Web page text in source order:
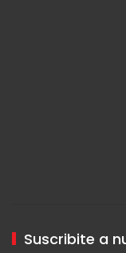
Suscribite a